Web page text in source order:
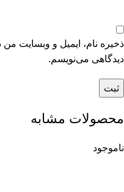
ذخیره نام، ایمیل و وبسایت
دیدگاهی می‌نویسم.
محصولات مشابه
ناموجود